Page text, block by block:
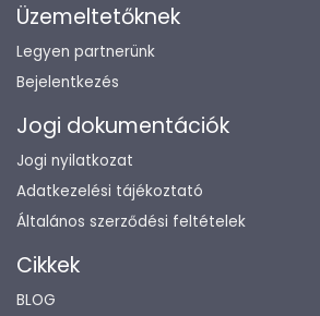
Üzemeltetőknek
Legyen partnerünk
Bejelentkezés
Jogi dokumentációk
Jogi nyilatkozat
Adatkezelési tájékoztató
Általános szerződési feltételek
Cikkek
BLOG